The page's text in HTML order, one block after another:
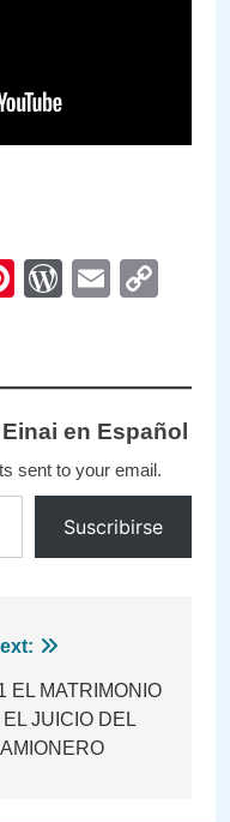
PinterestEmail
en Español
sent to your email.
Suscribirse
EL MATRIMONIO
EL JUICIO DEL